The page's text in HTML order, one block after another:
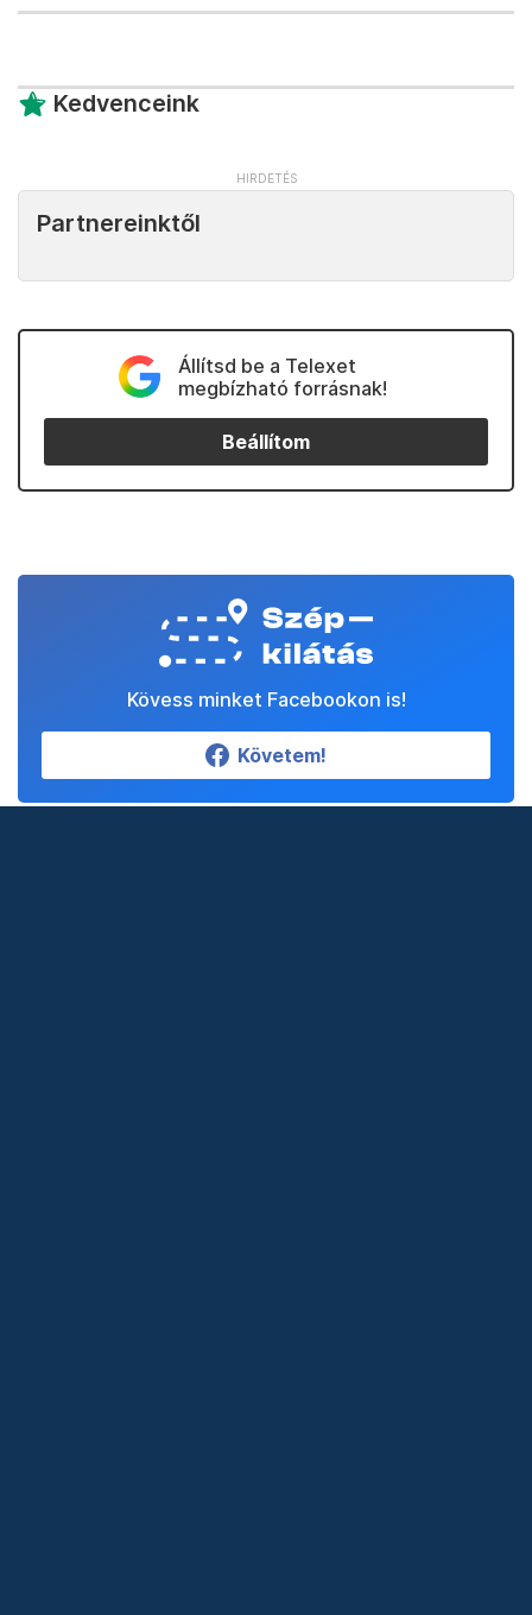
Kedvenceink
Partnereinktől
Állítsd be a Telexet
megbízható forrásnak!
Beállítom
Kövess minket Facebookon is!
Követem!